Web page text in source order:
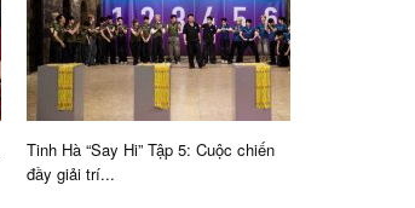
Tinh Hà “Say Hi” Tập 5: Cuộc chiến
đầy giải trí...